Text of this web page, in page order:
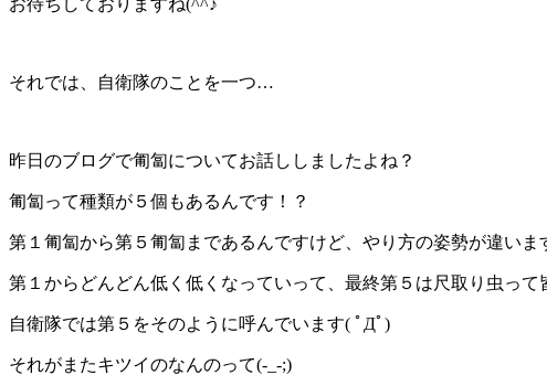
それでは、自衛隊のことを一つ…
昨日のブログで匍匐についてお話ししましたよね？
匍匐って種類が５個もあるんです！？
第１匍匐から第５匍匐まであるんですけど、やり方の姿勢が違いま
第１からどんどん低く低くなっていって、最終第５は尺取り虫って
自衛隊では第５をそのように呼んでいます( ﾟДﾟ)
それがまたキツイのなんのって(-_-;)